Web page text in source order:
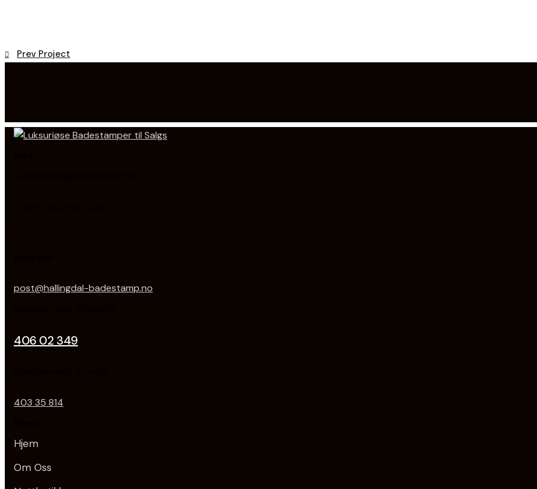
Innleggsnavigasjon
Prev Project
post@hallingdal-badestamp.no
406 02 349
403 35 814
Hjem
Om Oss